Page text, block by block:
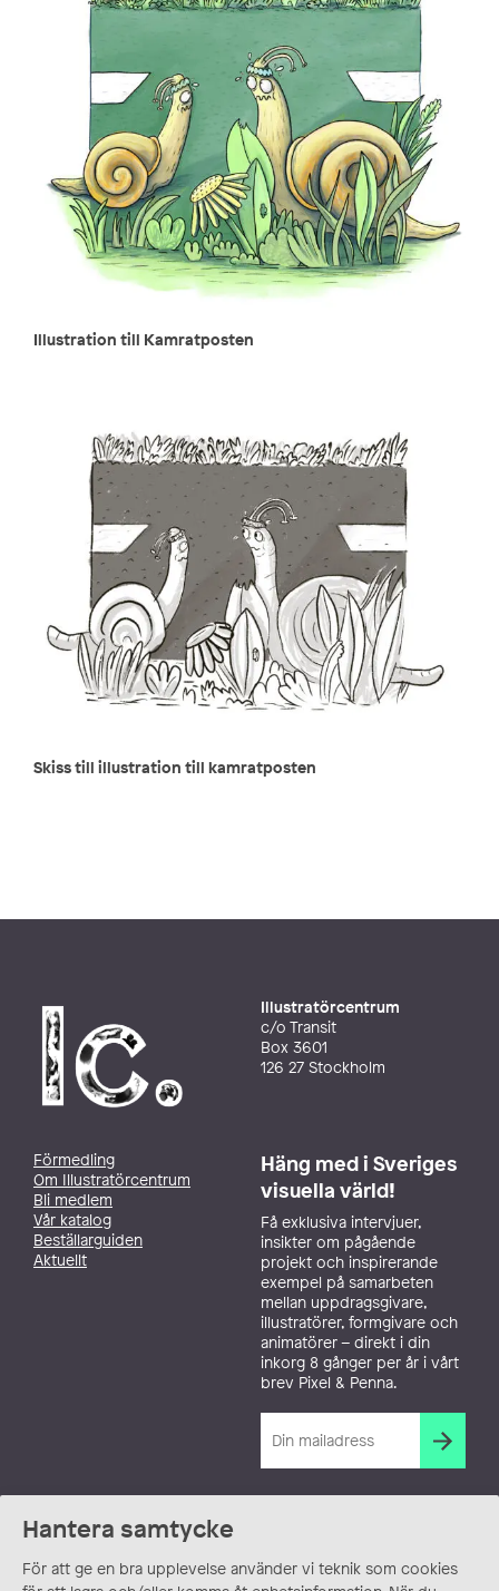
Hantera samtycke
För att ge en bra upplevelse använder vi teknik som cookies
Illustration till Kamratposten
Skiss till illustration till kamratposten
Illustratörcentrum
c/o Transit
Box 3601
126 27 Stockholm
Förmedling
Om Illustratörcentrum
Bli medlem
Vår katalog
Beställarguiden
Aktuellt
Häng med i Sveriges
visuella värld!
Få exklusiva intervjuer,
insikter om pågående
projekt och inspirerande
exempel på samarbeten
mellan uppdragsgivare,
illustratörer, formgivare och
animatörer – direkt i din
inkorg 8 gånger per år i vårt
brev Pixel & Penna.